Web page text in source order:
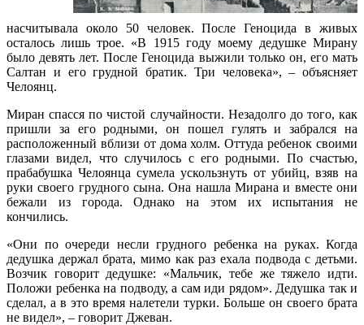
насчитывала около 50 человек. После Геноцида в живых
осталось лишь трое. «В 1915 году моему дедушке Мирану
было девять лет. После Геноцида выжили только он, его мать
Салтан и его грудной братик. Три человека», – объясняет
Челоянц.
Миран спасся по чистой случайности. Незадолго до того, как
пришли за его родными, он пошел гулять и забрался на
расположенный вблизи от дома холм. Оттуда ребенок своими
глазами видел, что случилось с его родными. По счастью,
прабабушка Челоянца сумела ускользнуть от убийц, взяв на
руки своего грудного сына. Она нашла Мирана и вместе они
бежали из города. Однако на этом их испытания не
кончились.
«Они по очереди несли грудного ребенка на руках. Когда
дедушка держал брата, мимо как раз ехала подвода с детьми.
Возчик говорит дедушке: «Мальчик, тебе же тяжело идти.
Положи ребенка на подводу, а сам иди рядом». Дедушка так и
сделал, а в это время налетели турки. Больше он своего брата
не видел», – говорит Джеван.